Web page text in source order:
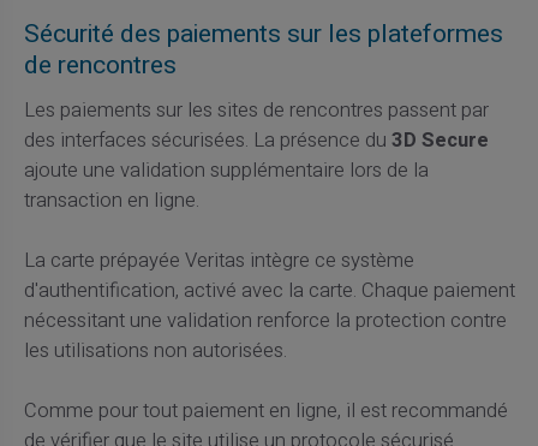
Sécurité des paiements sur les plateformes
de rencontres
Les paiements sur les sites de rencontres passent par
des interfaces sécurisées. La présence du 3D Secure
ajoute une validation supplémentaire lors de la
transaction en ligne.
La carte prépayée Veritas intègre ce système
d'authentification, activé avec la carte. Chaque paiement
nécessitant une validation renforce la protection contre
les utilisations non autorisées.
Comme pour tout paiement en ligne, il est recommandé